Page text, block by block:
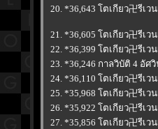
20. *36,643 โตเกียว卍รีเว
21. *36,605 โตเกียว卍รีเว
22. *36,399 โตเกียว卍รีเว
23. *36,246 กาลวิบัติ 4 อัศ
24. *36,110 โตเกียว卍รีเว
25. *35,968 โตเกียว卍รีเว
26. *35,922 โตเกียว卍รีเว
27. *35,856 โตเกียว卍รีเว